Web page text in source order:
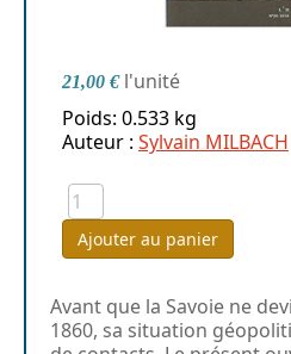
21,00 € l'unité
Poids: 0.533 kg
Auteur : Sylvain MILBACH
Ajouter au panier
Avant que la Savoie ne
1860, sa situation